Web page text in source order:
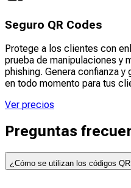
Seguro QR Codes
Protege a los clientes con
prueba de manipulaciones y
phishing. Genera confianza
en todo momento para tus
Ver precios
Preguntas
¿Cómo se utilizan los códigos